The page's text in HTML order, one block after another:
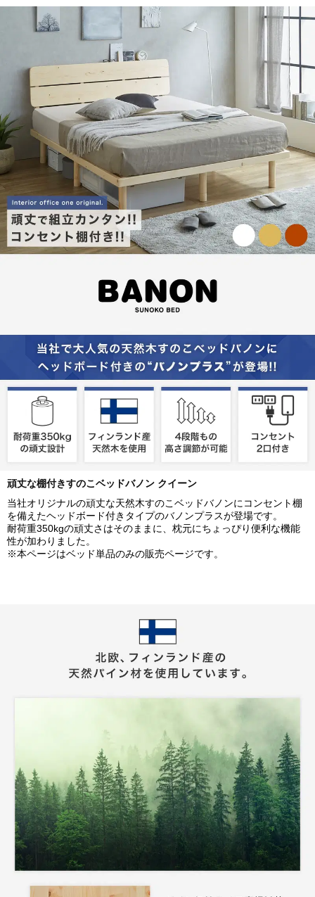
頑丈な棚付きすのこベッドバノン クイーン
当社オリジナルの頑丈な天然木すのこベッドバノンにコンセント棚
を備えたヘッドボード付きタイプのバノンプラスが登場です。
耐荷重350kgの頑丈さはそのままに、枕元にちょっぴり便利な機能
性が加わりました。
※本ページはベッド単品のみの販売ページです。